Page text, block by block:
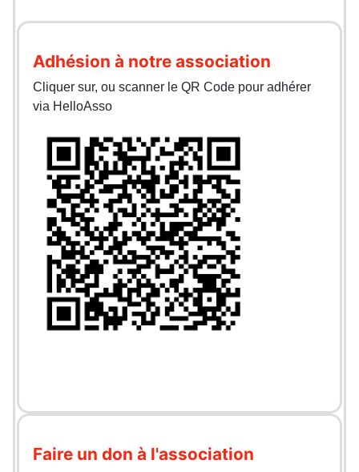
Adhésion à notre association
Cliquer sur, ou scanner le QR Code pour adhérer
via HelloAsso
Faire un don à l'association